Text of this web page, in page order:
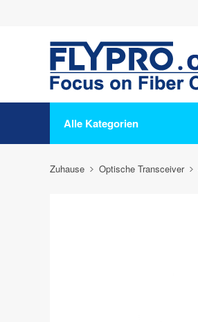
Alle Kategorien
Zuhause Optische Transceiver